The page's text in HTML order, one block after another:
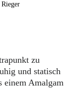
zu
und statisch
einem Amalgam